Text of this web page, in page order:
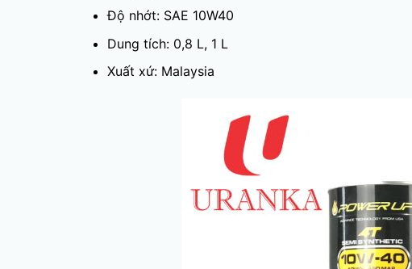
Độ nhớt: SAE 10W40
Dung tích: 0,8 L, 1 L
Xuất xứ: Malaysia